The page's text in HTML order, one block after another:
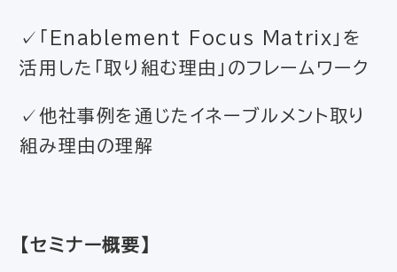
✓「Enablement Focus Matrix」を
活用した「取り組む理由」のフレームワーク
✓他社事例を通じたイネーブルメント取り
組み理由の理解
【セミナー概要】